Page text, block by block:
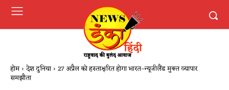
होम देश दुनिया 27 अप्रैल को हस्ताक्षरित होगा भारत–न्यूजीलैंड मुक्त व्यापार
समझौता